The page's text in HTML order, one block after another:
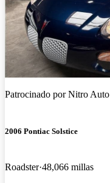
Patrocinado porNitro Auto
2006 Pontiac Solstice
Roadster 48,066 millas